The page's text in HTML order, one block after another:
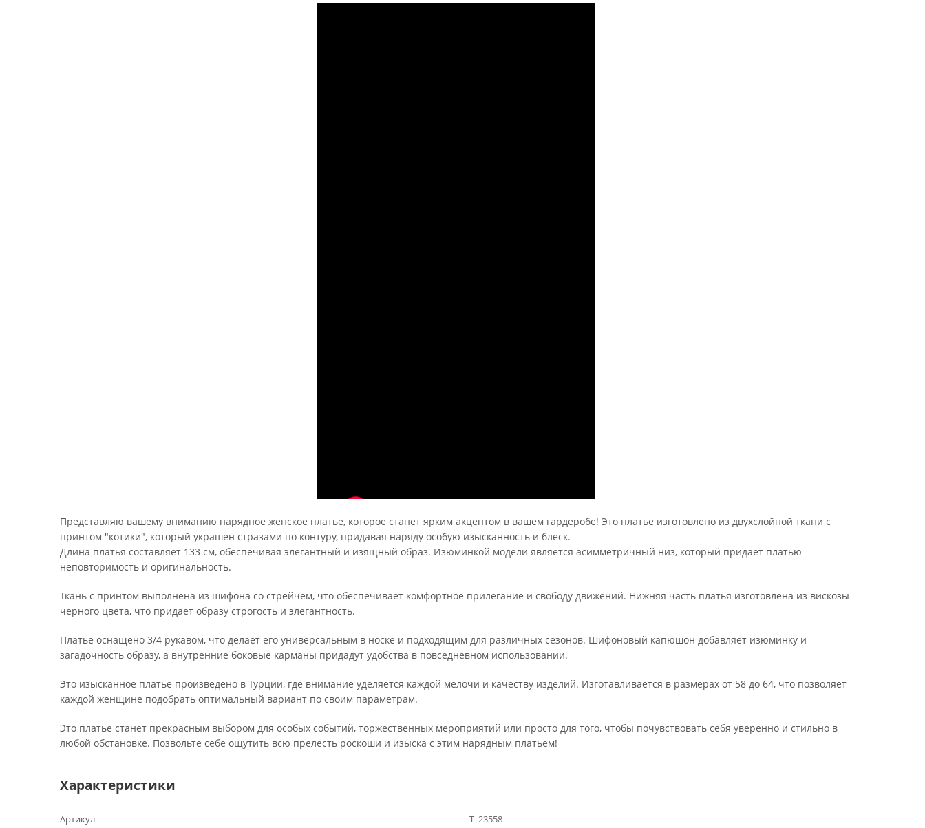
Представляю вашему вниманию нарядное женское платье, которое станет ярким акцентом в вашем гардеробе! Это платье изготовлено из двухслойной ткани с
принтом "котики", который украшен стразами по контуру, придавая наряду особую изысканность и блеск.
Длина платья составляет 133 см, обеспечивая элегантный и изящный образ. Изюминкой модели является асимметричный низ, который придает платью
неповторимость и оригинальность.
Ткань с принтом выполнена из шифона со стрейчем, что обеспечивает комфортное прилегание и свободу движений. Нижняя часть платья изготовлена из вискозы
черного цвета, что придает образу строгость и элегантность.
Платье оснащено 3/4 рукавом, что делает его универсальным в носке и подходящим для различных сезонов. Шифоновый капюшон добавляет изюминку и
загадочность образу, а внутренние боковые карманы придадут удобства в повседневном использовании.
Это изысканное платье произведено в Турции, где внимание уделяется каждой мелочи и качеству изделий. Изготавливается в размерах от 58 до 64, что позволяет
каждой женщине подобрать оптимальный вариант по своим параметрам.
Это платье станет прекрасным выбором для особых событий, торжественных мероприятий или просто для того, чтобы почувствовать себя уверенно и стильно в
любой обстановке. Позвольте себе ощутить всю прелесть роскоши и изыска с этим нарядным платьем!
Характеристики
Артикул
Т- 23558